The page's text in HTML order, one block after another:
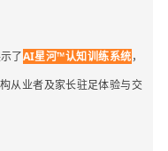
了AI星河™认知训练系统，
从业者及家长驻足体验与交